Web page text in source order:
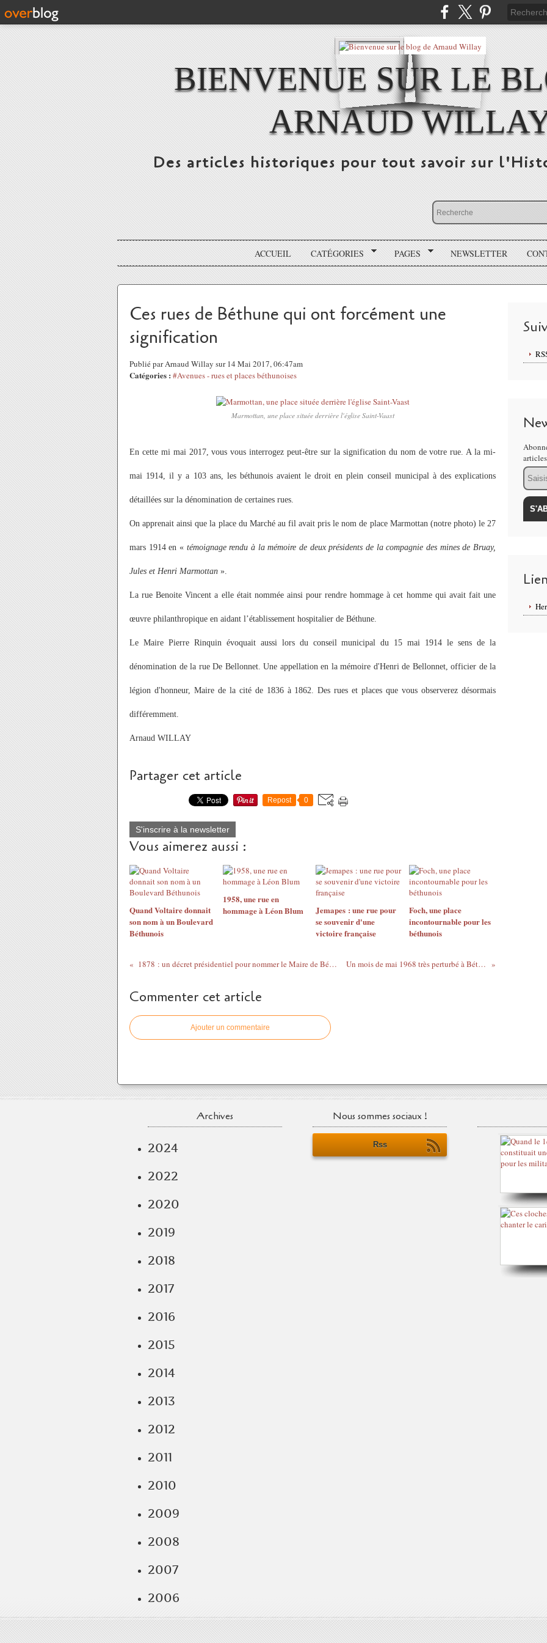
BIENVENUE SUR LE
ARNAUD
Des articles historiques pour tout savoir sur
ACCUEIL CATÉGORIES PAGES NEWSLETTER
Ces rues de Béthune qui ont forcément une
signification
Publié par Arnaud Willay sur 14 Mai 2017, 06:47am
Catégories : #Avenues - rues et places béthunoises
Marmottan, une place située derrière l'église Saint-Vaast
En cette mi mai 2017, vous vous interrogez peut-être sur la signification du nom de votre rue. A la mi-
mai 1914, il y a 103 ans, les béthunois avaient le droit en plein conseil municipal à des explications
détaillées sur la dénomination de certaines rues.
On apprenait ainsi que la place du Marché au fil avait pris le nom de place Marmottan (notre photo) le 27
mars 1914 en « témoignage rendu à la mémoire de deux présidents de la compagnie des mines de Bruay,
Jules et Henri Marmottan ».
La rue Benoite Vincent a elle était nommée ainsi pour rendre hommage à cet homme qui avait fait une
œuvre philanthropique en aidant l’établissement hospitalier de Béthune.
Le Maire Pierre Rinquin évoquait aussi lors du conseil municipal du 15 mai 1914 le sens de la
dénomination de la rue De Bellonnet. Une appellation en la mémoire d'Henri de Bellonnet, officier de la
légion d'honneur, Maire de la cité de 1836 à 1862. Des rues et places que vous observerez désormais
différemment.
Arnaud WILLAY
Partager cet article
Repost 0
S'inscrire à la newsletter
Vous aimerez aussi :
Quand Voltaire donnait
son nom à un Boulevard
Béthunois
1958, une rue en
hommage à Léon Blum
Jemapes : une rue pour
se souvenir d'une
victoire française
Foch, une place
incontournable pour les
béthunois
1878 : un décret présidentiel pour nommer le Maire de Béthune Un mois de mai 1968 très perturbé à Béthune
Commenter cet article
Ajouter un commentaire
Email
Archives
2024
2022
2020
2019
2018
2017
2016
2015
2014
2013
2012
2011
2010
2009
2008
2007
2006
Nous sommes sociaux !
Rss